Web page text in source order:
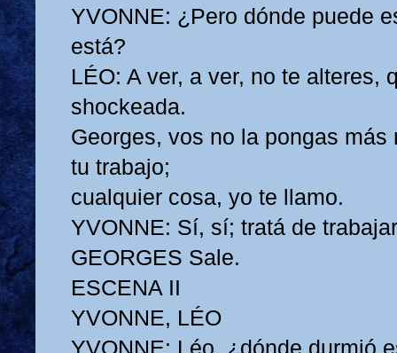
YVONNE: ¿Pero dónde puede
está?
LÉO: A ver, a ver, no te alteres,
shockeada.
Georges, vos no la pongas más
tu trabajo;
cualquier cosa, yo te llamo.
YVONNE: Sí, sí; tratá de
GEORGES Sale.
ESCENA II
YVONNE, LÉO
YVONNE: Léo, ¿dónde durmió